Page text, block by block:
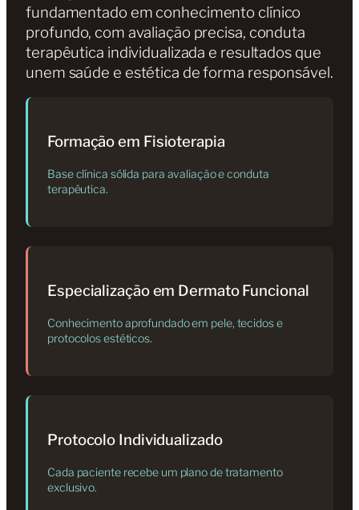
fundamentado em conhecimento clínico
profundo, com avaliação precisa, conduta
terapêutica individualizada e resultados que
unem saúde e estética de forma responsável.
Formação em Fisioterapia
Base clínica sólida para avaliação e conduta
terapêutica.
Especialização em Dermato Funcional
Conhecimento aprofundado em pele, tecidos e
protocolos estéticos.
Protocolo Individualizado
Cada paciente recebe um plano de tratamento
exclusivo.